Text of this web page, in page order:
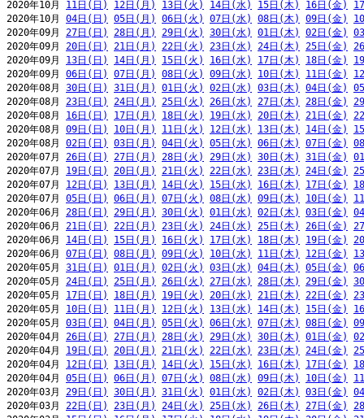
2020年10月 11日(日) 12日(月) 13日(火) 14日(水) 15日(木) 16日(金)
2020年10月 04日(日) 05日(月) 06日(火) 07日(水) 08日(木) 09日(金)
2020年09月 27日(日) 28日(月) 29日(火) 30日(水) 01日(木) 02日(金)
2020年09月 20日(日) 21日(月) 22日(火) 23日(水) 24日(木) 25日(金)
2020年09月 13日(日) 14日(月) 15日(火) 16日(水) 17日(木) 18日(金)
2020年09月 06日(日) 07日(月) 08日(火) 09日(水) 10日(木) 11日(金)
2020年08月 30日(日) 31日(月) 01日(火) 02日(水) 03日(木) 04日(金)
2020年08月 23日(日) 24日(月) 25日(火) 26日(水) 27日(木) 28日(金)
2020年08月 16日(日) 17日(月) 18日(火) 19日(水) 20日(木) 21日(金)
2020年08月 09日(日) 10日(月) 11日(火) 12日(水) 13日(木) 14日(金)
2020年08月 02日(日) 03日(月) 04日(火) 05日(水) 06日(木) 07日(金)
2020年07月 26日(日) 27日(月) 28日(火) 29日(水) 30日(木) 31日(金)
2020年07月 19日(日) 20日(月) 21日(火) 22日(水) 23日(木) 24日(金)
2020年07月 12日(日) 13日(月) 14日(火) 15日(水) 16日(木) 17日(金)
2020年07月 05日(日) 06日(月) 07日(火) 08日(水) 09日(木) 10日(金)
2020年06月 28日(日) 29日(月) 30日(火) 01日(水) 02日(木) 03日(金)
2020年06月 21日(日) 22日(月) 23日(火) 24日(水) 25日(木) 26日(金)
2020年06月 14日(日) 15日(月) 16日(火) 17日(水) 18日(木) 19日(金)
2020年06月 07日(日) 08日(月) 09日(火) 10日(水) 11日(木) 12日(金)
2020年05月 31日(日) 01日(月) 02日(火) 03日(水) 04日(木) 05日(金)
2020年05月 24日(日) 25日(月) 26日(火) 27日(水) 28日(木) 29日(金)
2020年05月 17日(日) 18日(月) 19日(火) 20日(水) 21日(木) 22日(金)
2020年05月 10日(日) 11日(月) 12日(火) 13日(水) 14日(木) 15日(金)
2020年05月 03日(日) 04日(月) 05日(火) 06日(水) 07日(木) 08日(金)
2020年04月 26日(日) 27日(月) 28日(火) 29日(水) 30日(木) 01日(金)
2020年04月 19日(日) 20日(月) 21日(火) 22日(水) 23日(木) 24日(金)
2020年04月 12日(日) 13日(月) 14日(火) 15日(水) 16日(木) 17日(金)
2020年04月 05日(日) 06日(月) 07日(火) 08日(水) 09日(木) 10日(金)
2020年03月 29日(日) 30日(月) 31日(火) 01日(水) 02日(木) 03日(金)
2020年03月 22日(日) 23日(月) 24日(火) 25日(水) 26日(木) 27日(金)